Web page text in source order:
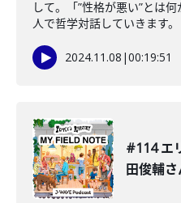
して。「”性格が悪い”とは
人で哲学対話していきます。
2024.11.08 |00:19:51
#114 エ
田俊輔